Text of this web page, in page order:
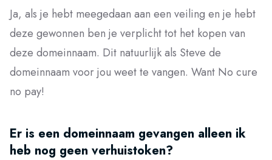
Ja, als je hebt meegedaan aan een veiling en je hebt
deze gewonnen ben je verplicht tot het kopen van
deze domeinnaam. Dit natuurlijk als Steve de
domeinnaam voor jou weet te vangen. Want No cure
no pay!
Er is een domeinnaam gevangen alleen ik
heb nog geen verhuistoken?